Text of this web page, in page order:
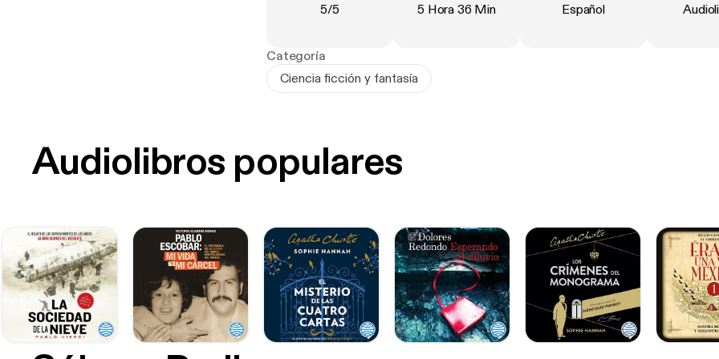
Clasificación
5/5 Duración:
5 Hora 36 Min Idioma:
Español Tipo:
Categoría
Ciencia ficción y fantasía
Audiolibros populares